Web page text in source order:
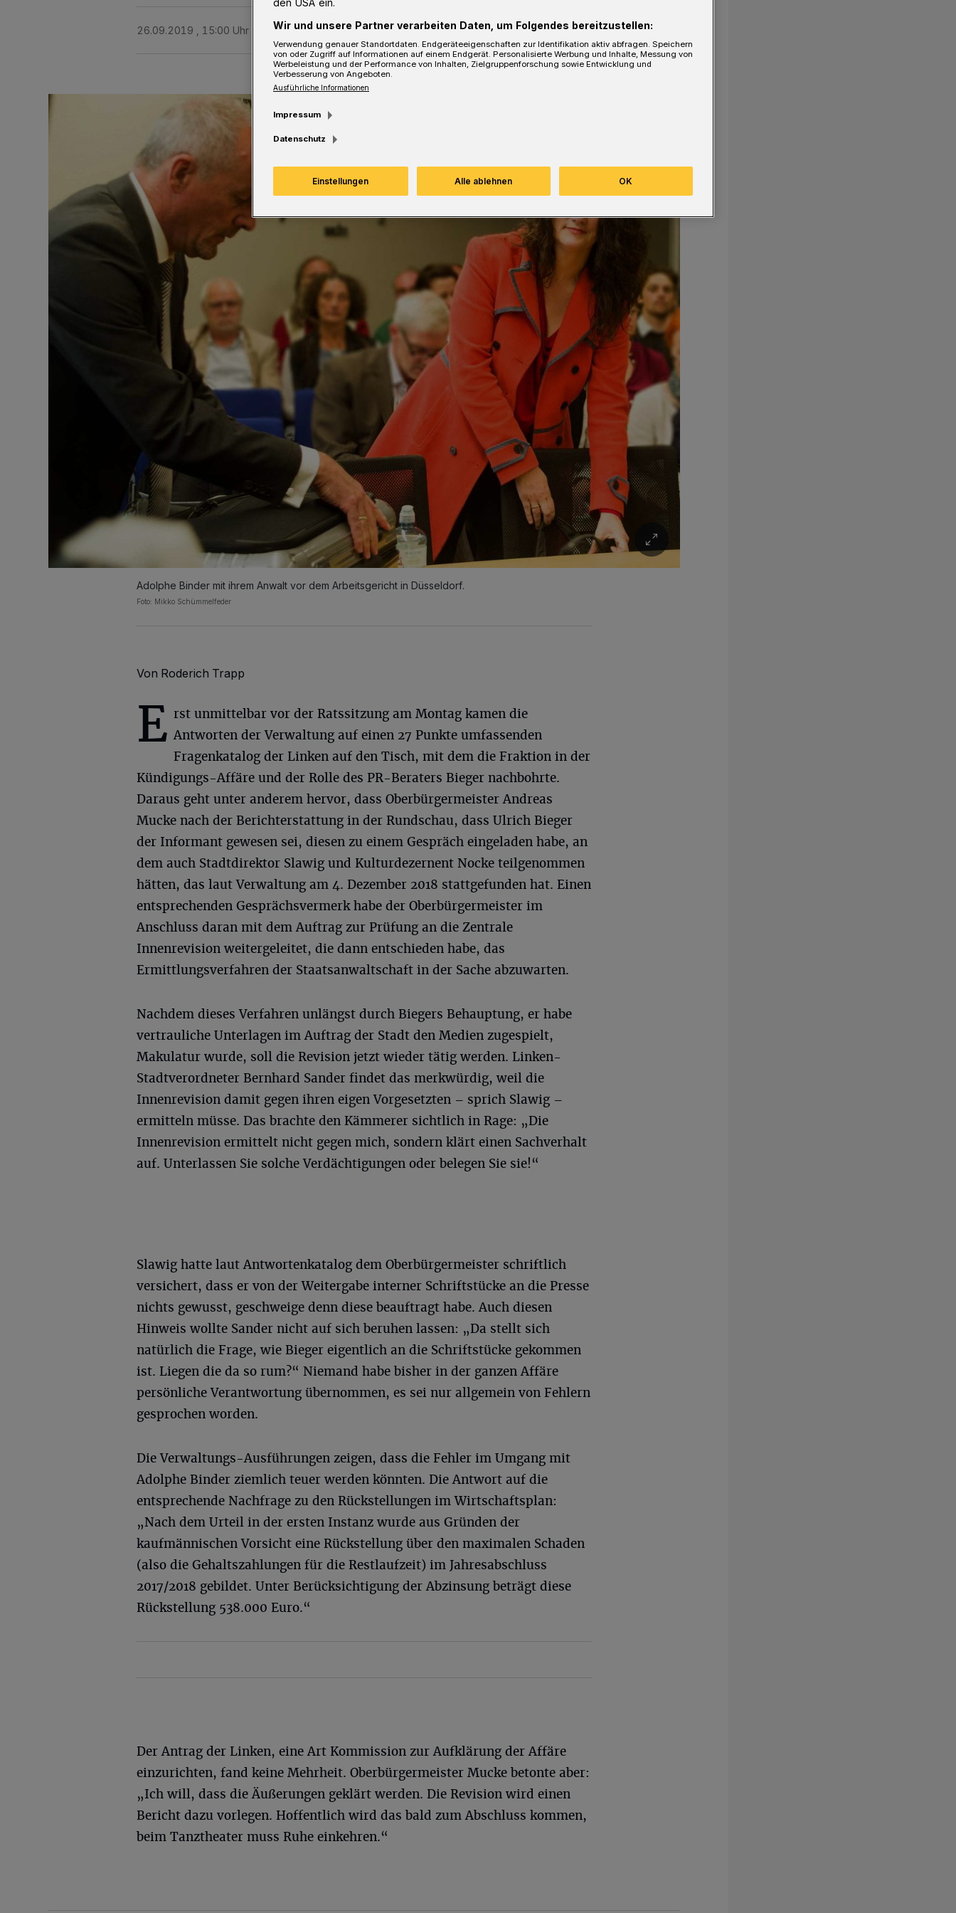
26.09.2019 , 15:00 Uhr 2 Minuten Lesezeit
Adolphe Binder mit ihrem Anwalt vor dem Arbeitsgericht in Düsseldorf.
Foto: Mikko Schümmelfeder
Von Roderich Trapp
E rst unmittelbar vor der Ratssitzung am Montag kamen die
Antworten der Verwaltung auf einen 27 Punkte umfassenden
Fragenkatalog der Linken auf den Tisch, mit dem die Fraktion in der
Kündigungs-Affäre und der Rolle des PR-Beraters Bieger nachbohrte.
Daraus geht unter anderem hervor, dass Oberbürgermeister Andreas
Mucke nach der Berichterstattung in der Rundschau, dass Ulrich Bieger
der Informant gewesen sei, diesen zu einem Gespräch eingeladen habe, an
dem auch Stadtdirektor Slawig und Kulturdezernent Nocke teilgenommen
hätten, das laut Verwaltung am 4. Dezember 2018 stattgefunden hat. Einen
entsprechenden Gesprächsvermerk habe der Oberbürgermeister im
Anschluss daran mit dem Auftrag zur Prüfung an die Zentrale
Innenrevision weitergeleitet, die dann entschieden habe, das
Ermittlungsverfahren der Staatsanwaltschaft in der Sache abzuwarten.
Nachdem dieses Verfahren unlängst durch Biegers Behauptung, er habe
vertrauliche Unterlagen im Auftrag der Stadt den Medien zugespielt,
Makulatur wurde, soll die Revision jetzt wieder tätig werden. Linken-
Stadtverordneter Bernhard Sander findet das merkwürdig, weil die
Innenrevision damit gegen ihren eigen Vorgesetzten – sprich Slawig –
ermitteln müsse. Das brachte den Kämmerer sichtlich in Rage: „Die
Innenrevision ermittelt nicht gegen mich, sondern klärt einen Sachverhalt
auf. Unterlassen Sie solche Verdächtigungen oder belegen Sie sie!“
Slawig hatte laut Antwortenkatalog dem Oberbürgermeister schriftlich
versichert, dass er von der Weitergabe interner Schriftstücke an die Presse
nichts gewusst, geschweige denn diese beauftragt habe. Auch diesen
Hinweis wollte Sander nicht auf sich beruhen lassen: „Da stellt sich
natürlich die Frage, wie Bieger eigentlich an die Schriftstücke gekommen
ist. Liegen die da so rum?“ Niemand habe bisher in der ganzen Affäre
persönliche Verantwortung übernommen, es sei nur allgemein von Fehlern
gesprochen worden.
Die Verwaltungs-Ausführungen zeigen, dass die Fehler im Umgang mit
Adolphe Binder ziemlich teuer werden könnten. Die Antwort auf die
entsprechende Nachfrage zu den Rückstellungen im Wirtschaftsplan:
„Nach dem Urteil in der ersten Instanz wurde aus Gründen der
kaufmännischen Vorsicht eine Rückstellung über den maximalen Schaden
(also die Gehaltszahlungen für die Restlaufzeit) im Jahresabschluss
2017/2018 gebildet. Unter Berücksichtigung der Abzinsung beträgt diese
Rückstellung 538.000 Euro.“
Der Antrag der Linken, eine Art Kommission zur Aufklärung der Affäre
einzurichten, fand keine Mehrheit. Oberbürgermeister Mucke betonte aber:
„Ich will, dass die Äußerungen geklärt werden. Die Revision wird einen
Bericht dazu vorlegen. Hoffentlich wird das bald zum Abschluss kommen,
beim Tanztheater muss Ruhe einkehren.“
den USA ein.
Wir und unsere Partner verarbeiten Daten, um Folgendes bereitzustellen:
Verwendung genauer Standortdaten. Endgeräteeigenschaften zur Identifikation aktiv abfragen. Speichern
von oder Zugriff auf Informationen auf einem Endgerät. Personalisierte Werbung und Inhalte, Messung von
Werbeleistung und der Performance von Inhalten, Zielgruppenforschung sowie Entwicklung und
Verbesserung von Angeboten.
Ausführliche Informationen
Impressum
Datenschutz
Einstellungen Alle ablehnen OK